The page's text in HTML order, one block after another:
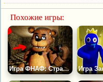
Похожие игры:
Игра ФНАФ: Страшная Ночь с Фредди